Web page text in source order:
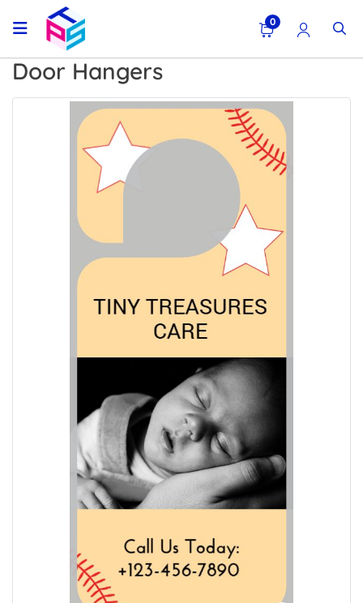
0
Door Hangers